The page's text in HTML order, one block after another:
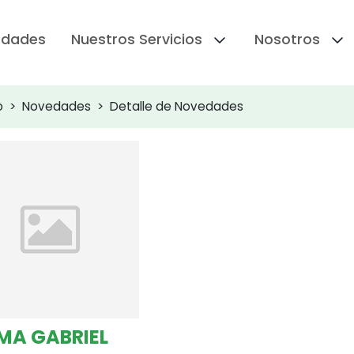
Nuestros Servicios Nosotros
Novedades Detalle de Novedades
GABRIEL